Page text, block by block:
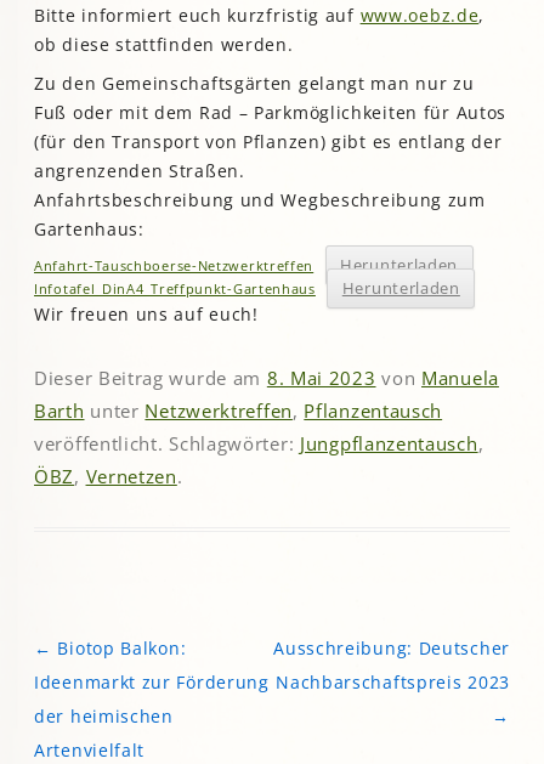
Bitte informiert euch kurzfristig auf www.oebz.de,
ob diese stattfinden werden.
Zu den Gemeinschaftsgärten gelangt man nur zu
Fuß oder mit dem Rad – Parkmöglichkeiten für Autos
(für den Transport von Pflanzen) gibt es entlang der
angrenzenden Straßen.
Anfahrtsbeschreibung und Wegbeschreibung zum
Gartenhaus:
Anfahrt-Tauschboerse-Netzwerktreffen Herunterladen
Infotafel_DinA4_Treffpunkt-Gartenhaus Herunterladen
Wir freuen uns auf euch!
Dieser Beitrag wurde am 8. Mai 2023 von Manuela
Barth unter Netzwerktreffen, Pflanzentausch
veröffentlicht. Schlagwörter: Jungpflanzentausch,
ÖBZ, Vernetzen.
Beitragsnavigation
← Biotop Balkon:
Ideenmarkt zur Förderung
der heimischen
Artenvielfalt
Ausschreibung: Deutscher
Nachbarschaftspreis 2023
→